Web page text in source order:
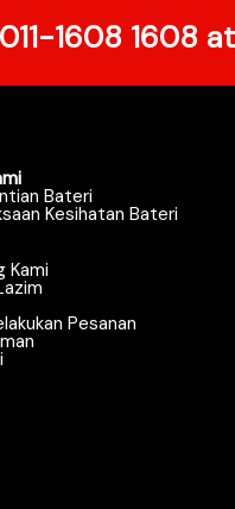
011-1608 1608
Bateri
Kesihatan Bateri
Kami
Pesanan